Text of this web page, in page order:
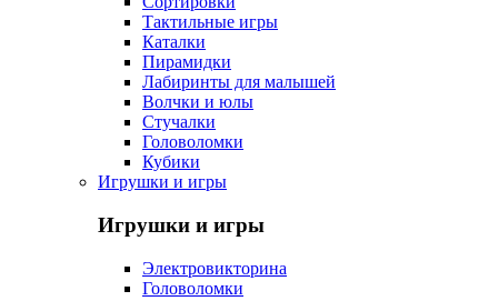
Тактильные игры
Каталки
Пирамидки
Лабиринты для малышей
Волчки и юлы
Стучалки
Головоломки
Кубики
Игрушки и игры
Игрушки и игры
Электровикторина
Головоломки